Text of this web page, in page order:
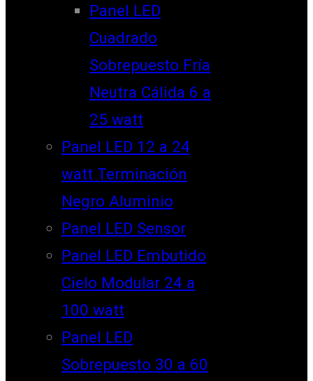
Panel LED
Cuadrado
Sobrepuesto Fría
Neutra Cálida 6 a
25 watt
Panel LED 12 a 24
watt Terminación
Negro Aluminio
Panel LED Sensor
Panel LED Embutido
Cielo Modular 24 a
100 watt
Panel LED
Sobrepuesto 30 a 60